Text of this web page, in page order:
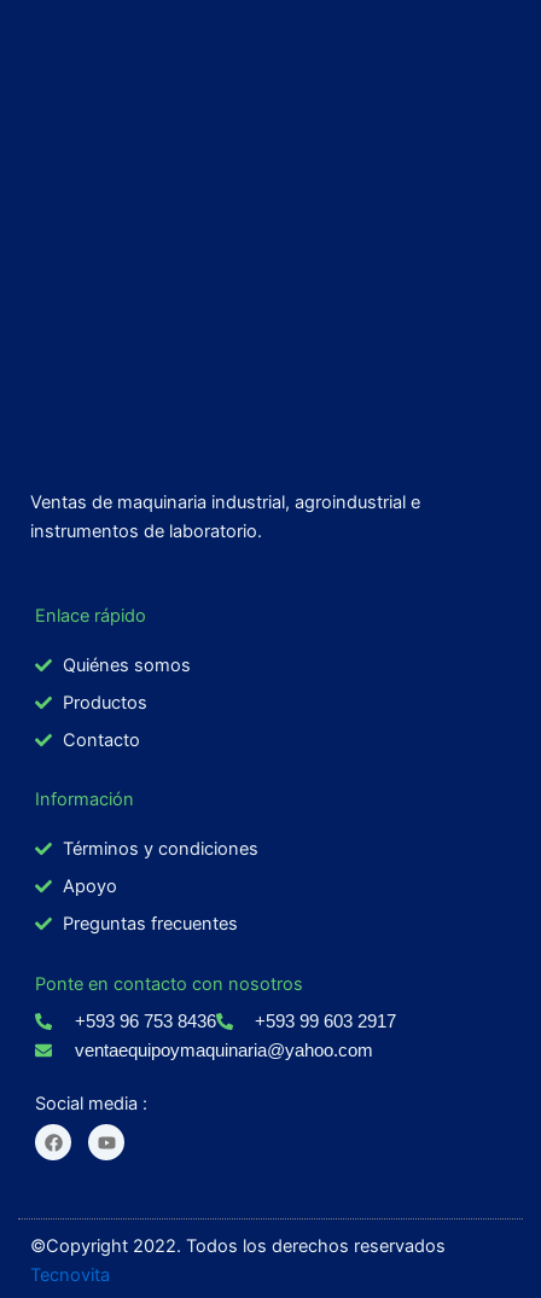
Ventas de maquinaria industrial, agroindustrial e
instrumentos de laboratorio.
Enlace rápido
Quiénes somos
Productos
Contacto
Información
Términos y condiciones
Apoyo
Preguntas frecuentes
Ponte en contacto con nosotros
+593 96 753 8436
+593 99 603 2917
ventaequipoymaquinaria@yahoo.com
Social media :
F
a
o
o
k
Y
o
b
e
©Copyright 2022. Todos los derechos reservados
Tecnovita